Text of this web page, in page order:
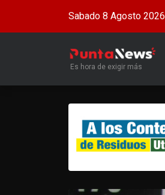
Sabado 8 Agosto 2026
Es hora de exigir más